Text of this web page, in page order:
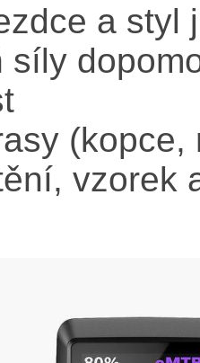
a styl
síly
vzorek